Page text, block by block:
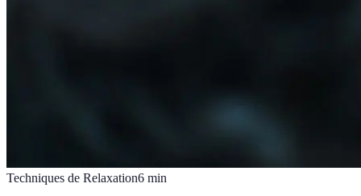
Techniques de Relaxation6 min